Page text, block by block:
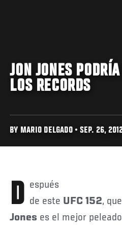
JON JONES
LOS RECORDS
BY MARIO DELGADO • SEP. 26,
Después
de este UFC 152,
Jones es el mejor